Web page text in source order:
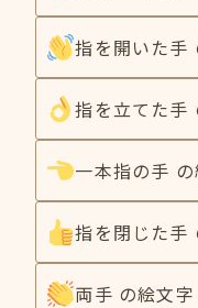
指を開いた手
指を立てた手
一本指の手
指を閉じた手
両手 の絵文